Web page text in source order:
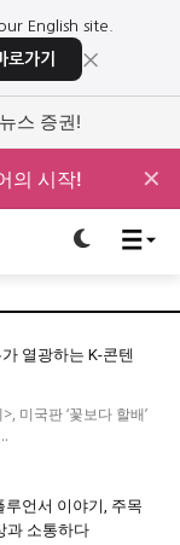
교육
교육
스포츠
English site.
로가기 ×
스 증권!
의 시작! ✕
열광하는 K-콘텐
미국판 ‘꽃보다 할배’
루언서 이야기, 주목
과 소통하다